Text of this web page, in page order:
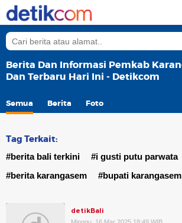
Berita Dan Informasi Pemkab
Dan Terbaru Hari Ini - Detikcom
Semua Berita Foto
Tag Terkait:
#berita bali terkini #i gusti putu parwata
#berita karangasem
#bupati karangasem
detikBali